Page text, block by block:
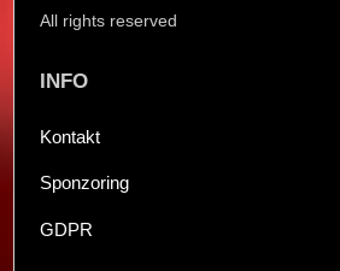
All rights reserved
INFO
Kontakt
Sponzoring
GDPR